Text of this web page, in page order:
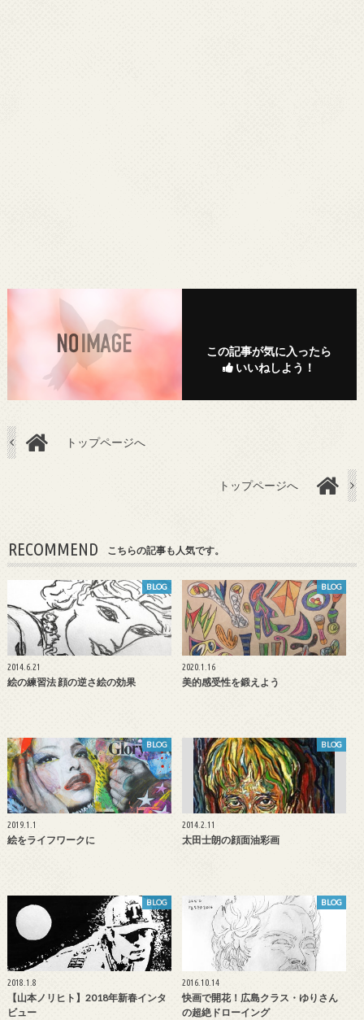
この記事が気に入ったら
いいねしよう！
トップページへ
トップページへ
RECOMMEND こちらの記事も人気です。
BLOG
2014.6.21
絵の練習法 顔の逆さ絵の効果
BLOG
2020.1.16
美的感受性を鍛えよう
BLOG
2019.1.1
絵をライフワークに
BLOG
2014.2.11
太田士朗の顔面油彩画
BLOG
2018.1.8
【山本ノリヒト】2018年新春インタ
ビュー
BLOG
2016.10.14
快画で開花！広島クラス・ゆりさん
の超絶ドローイング